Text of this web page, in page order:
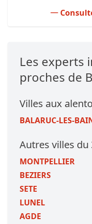
Les experts
proches de
Villes aux
BALARUC-LES-
Autres villes du
MONTPELLIER
BEZIERS
SETE
LUNEL
AGDE